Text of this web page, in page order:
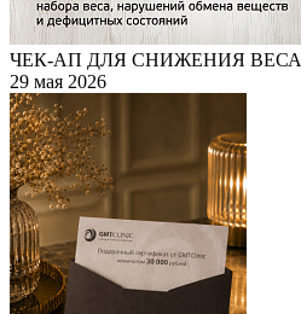
ЧЕК-АП ДЛЯ СНИЖЕНИЯ ВЕСА
29 мая 2026